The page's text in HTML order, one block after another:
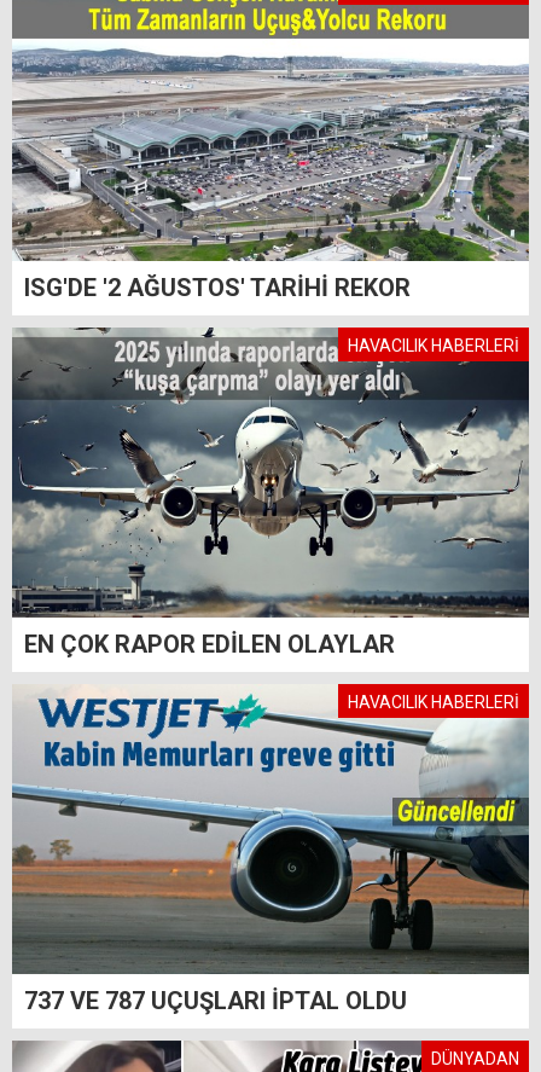
ISG'DE '2 AĞUSTOS' TARİHİ REKOR
HAVACILIK HABERLERİ
EN ÇOK RAPOR EDİLEN OLAYLAR
HAVACILIK HABERLERİ
737 VE 787 UÇUŞLARI İPTAL OLDU
DÜNYADAN